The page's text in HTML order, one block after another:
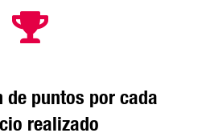
de puntos por cada
realizado